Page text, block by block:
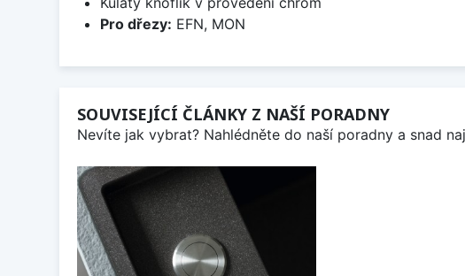
Pro dřezy: EFN, MON
SOUVISEJÍCÍ ČLÁNKY Z NAŠÍ PORADNY
Nevíte jak vybrat? Nahlédněte do naší poradny a snad